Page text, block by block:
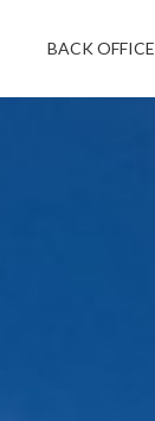
BACK OFFICE